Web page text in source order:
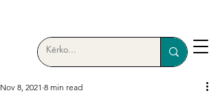
Nov 8, 2021 8 min read